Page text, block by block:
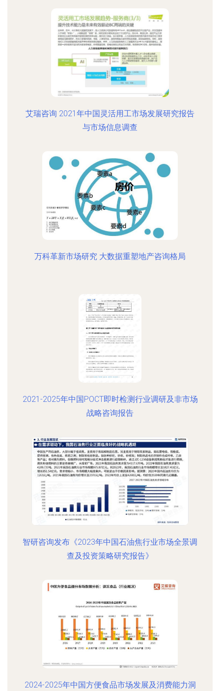
艾瑞咨询 2021年中国灵活用工市场发展研究报告
与市场信息调查
万科革新市场研究 大数据重塑地产咨询格局
2021-2025年中国POCT即时检测行业调研及非市场
战略咨询报告
智研咨询发布《2023年中国石油焦行业市场全景调
查及投资策略研究报告》
2024-2025年中国方便食品市场发展及消费能力洞